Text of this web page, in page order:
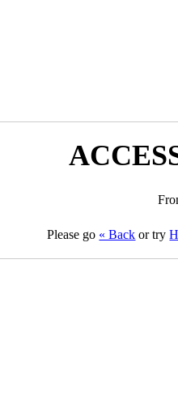
Please go « Back or try